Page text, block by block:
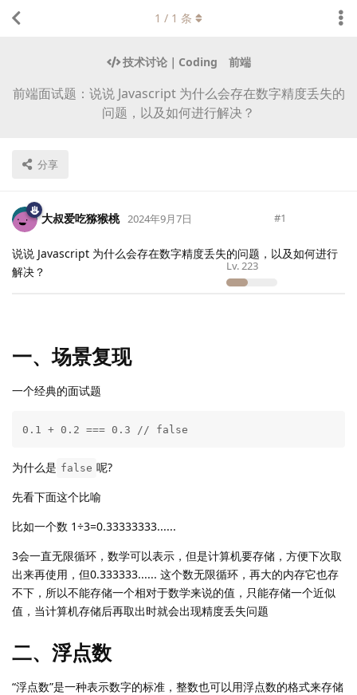
技术讨论｜Coding 前端
前端面试题：说说 Javascript 为什么会存在数字精度丢失的
问题，以及如何进行解决？
分享
1 / 1 条
大叔爱吃猕猴桃
Lv.223
2024年9月7日 #1
说说 Javascript 为什么会存在数字精度丢失的问题，以及如何进行
解决？
一、场景复现
一个经典的面试题
0.1 + 0.2 === 0.3 // false
为什么是 false 呢?
先看下面这个比喻
比如一个数 1÷3=0.33333333......
3会一直无限循环，数学可以表示，但是计算机要存储，方便下次取
出来再使用，但0.333333...... 这个数无限循环，再大的内存它也存
不下，所以不能存储一个相对于数学来说的值，只能存储一个近似
值，当计算机存储后再取出时就会出现精度丢失问题
二、浮点数
“浮点数”是一种表示数字的标准，整数也可以用浮点数的格式来存储